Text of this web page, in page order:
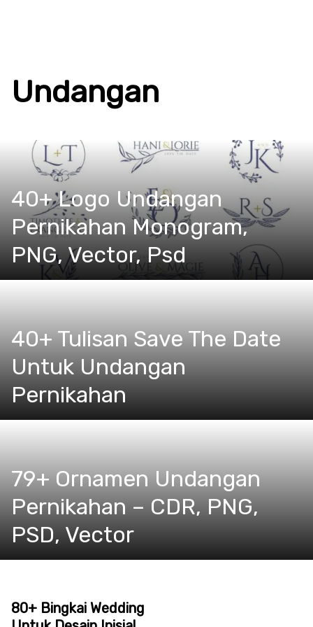
Undangan
40+ Logo Undangan
Pernikahan Monogram,
PNG, Vector, Psd
40+ Tulisan Save The Date
Untuk Undangan
Pernikahan
79+ Ornamen Undangan
Pernikahan – CDR, PNG,
PSD, Vector
80+ Bingkai Wedding